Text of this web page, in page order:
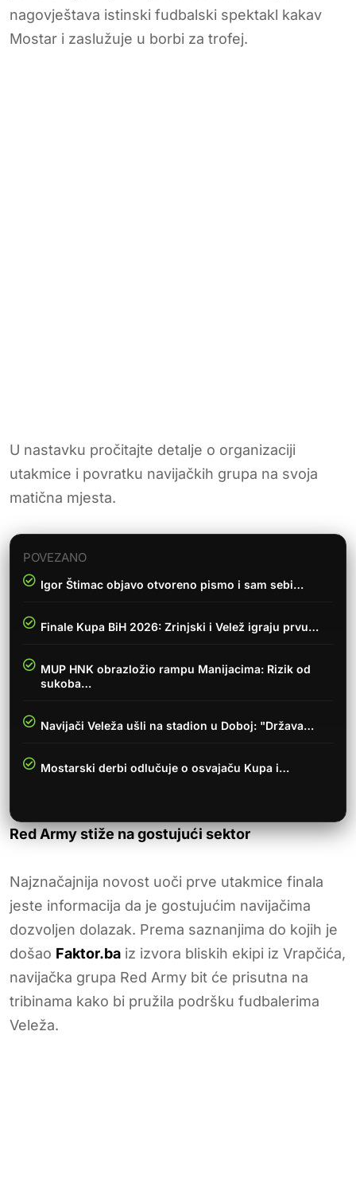
nagovještava istinski fudbalski spektakl kakav
Mostar i zaslužuje u borbi za trofej.
U nastavku pročitajte detalje o organizaciji
utakmice i povratku navijačkih grupa na svoja
matična mjesta.
POVEZANO
Igor Štimac objavo otvoreno pismo i sam sebi…
Finale Kupa BiH 2026: Zrinjski i Velež igraju prvu…
MUP HNK obrazložio rampu Manijacima: Rizik od
sukoba…
Navijači Veleža ušli na stadion u Doboj: "Država…
Mostarski derbi odlučuje o osvajaču Kupa i…
Red Army stiže na gostujući sektor
Najznačajnija novost uoči prve utakmice finala
jeste informacija da je gostujućim navijačima
dozvoljen dolazak. Prema saznanjima do kojih je
došao Faktor.ba iz izvora bliskih ekipi iz Vrapčića,
navijačka grupa Red Army bit će prisutna na
tribinama kako bi pružila podršku fudbalerima
Veleža.